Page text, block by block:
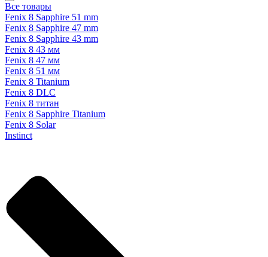
Все товары
Fenix 8 Sapphire 51 mm
Fenix 8 Sapphire 47 mm
Fenix 8 Sapphire 43 mm
Fenix 8 43 мм
Fenix 8 47 мм
Fenix 8 51 мм
Fenix 8 Titanium
Fenix 8 DLC
Fenix 8 титан
Fenix 8 Sapphire Titanium
Fenix 8 Solar
Instinct